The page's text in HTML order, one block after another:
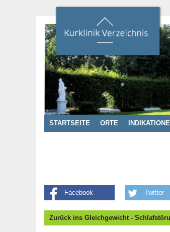
STARTSEITE ORTE
Facebook Twitter
Zurück ins Gleichgewicht -